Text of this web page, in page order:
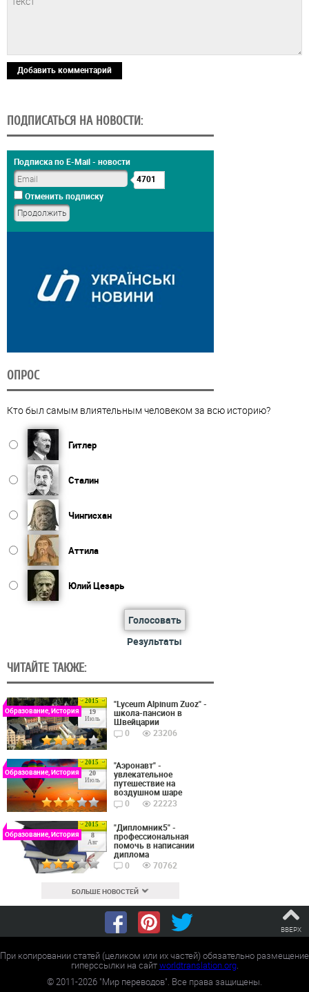
Добавить комментарий
ПОДПИСАТЬСЯ НА НОВОСТИ:
Подписка по E-Mail - новости
4701
Отменить подписку
ОПРОС
Кто был самым влиятельным человеком за всю историю?
Гитлер
Сталин
Чингисхан
Аттила
Юлий Цезарь
Голосовать
Результаты
ЧИТАЙТЕ ТАКЖЕ:
2015
19
Июль
Образование, История
"Lyceum Alpinum Zuoz" -
школа-пансион в
Швейцарии
0
23206
2015
20
Июль
Образование, История
"Аэронавт" -
увлекательное
путешествие на
воздушном шаре
0
22223
2015
8
Авг
Образование, История
"Дипломник5" -
профессиональная
помочь в написании
диплома
0
70762
БОЛЬШЕ НОВОСТЕЙ
ВВЕРХ
При копировании статей (целиком или их частей) обязательно размещение
гиперссылки на сайтworldtranslation.org.
©2011-2026 "Мир переводов". Все права защищены.